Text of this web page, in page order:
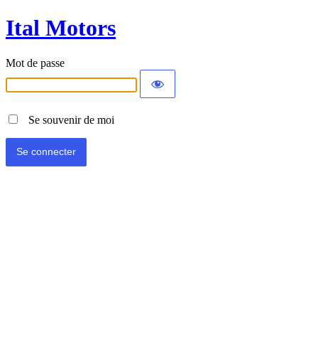
Ital Motors
Mot de passe
Se souvenir de moi